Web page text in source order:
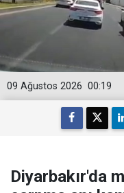
00:19
09 Ağustos 2026
Diyarbakır'da